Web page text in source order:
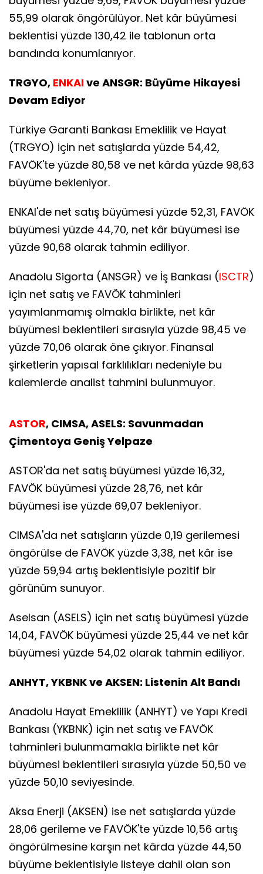
55,99 olarak öngörülüyor. Net kâr büyümesi
beklentisi yüzde 130,42 ile tablonun orta
bandında konumlanıyor.
TRGYO, ENKAIve ANSGR: Büyüme Hikayesi
Devam Ediyor
Türkiye Garanti Bankası Emeklilik ve Hayat
(TRGYO) için net satışlarda yüzde 54,42,
FAVÖK'te yüzde 80,58 ve net kârda yüzde 98,63
büyüme bekleniyor.
ENKAI'de net satış büyümesi yüzde 52,31, FAVÖK
büyümesi yüzde 44,70, net kâr büyümesi ise
yüzde 90,68 olarak tahmin ediliyor.
Anadolu Sigorta (ANSGR) ve İş Bankası (ISCTR)
için net satış ve FAVÖK tahminleri
yayımlanmamış olmakla birlikte, net kâr
büyümesi beklentileri sırasıyla yüzde 98,45 ve
yüzde 70,06 olarak öne çıkıyor. Finansal
şirketlerin yapısal farklılıkları nedeniyle bu
kalemlerde analist tahmini bulunmuyor.
ASTOR, CIMSA, ASELS: Savunmadan
Çimentoya Geniş Yelpaze
ASTOR'da net satış büyümesi yüzde 16,32,
FAVÖK büyümesi yüzde 28,76, net kâr
büyümesi ise yüzde 69,07 bekleniyor.
CIMSA'da net satışların yüzde 0,19 gerilemesi
öngörülse de FAVÖK yüzde 3,38, net kâr ise
yüzde 59,94 artış beklentisiyle pozitif bir
görünüm sunuyor.
Aselsan (ASELS) için net satış büyümesi yüzde
14,04, FAVÖK büyümesi yüzde 25,44 ve net kâr
büyümesi yüzde 54,02 olarak tahmin ediliyor.
ANHYT, YKBNK ve AKSEN: Listenin Alt Bandı
Anadolu Hayat Emeklilik (ANHYT) ve Yapı Kredi
Bankası (YKBNK) için net satış ve FAVÖK
tahminleri bulunmamakla birlikte net kâr
büyümesi beklentileri sırasıyla yüzde 50,50 ve
yüzde 50,10 seviyesinde.
Aksa Enerji (AKSEN) ise net satışlarda yüzde
28,06 gerileme ve FAVÖK'te yüzde 10,56 artış
öngörülmesine karşın net kârda yüzde 44,50
büyüme beklentisiyle listeye dahil olan son